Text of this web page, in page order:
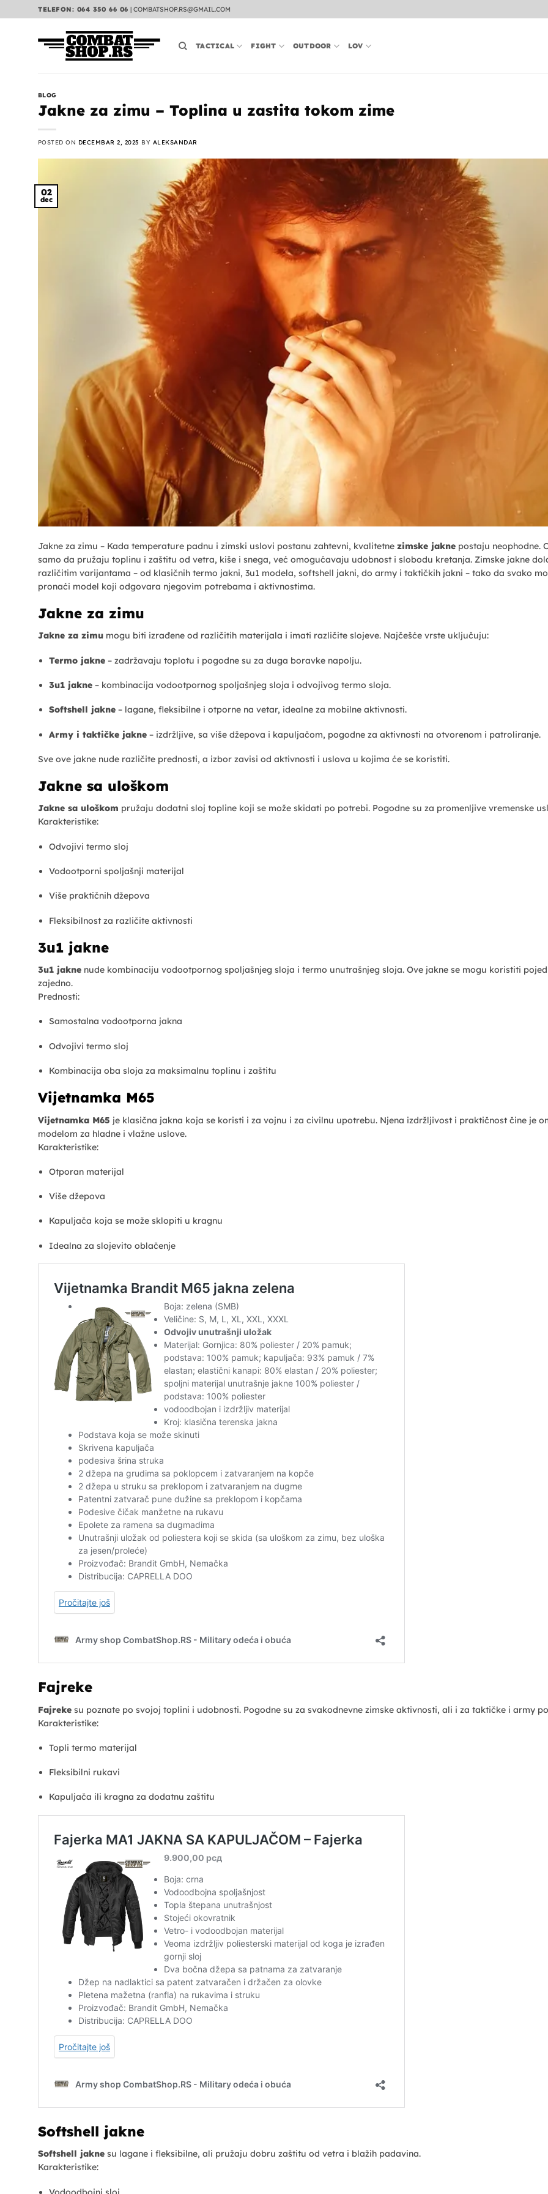
na
TELEFON: 064 350 66 06 | COMBATSHOP.RS@GMAIL.COM
TACTICAL FIGHT OUTDOOR LOV
BLOG
Jakne za zimu – Toplina u zastita tokom zime
POSTED ON DECEMBAR 2, 2025 BY ALEKSANDAR
02
dec
Jakne za zimu – Kada temperature padnu i zimski uslovi postanu zahtevni, kvalitetne zimske jakne postaju neophodne.
samo da pružaju toplinu i zaštitu od vetra, kiše i snega, već omogućavaju udobnost i slobodu kretanja. Zimske jakne
različitim varijantama – od klasičnih termo jakni, 3u1 modela, softshell jakni, do army i taktičkih jakni – tako da svako
pronaći model koji odgovara njegovim potrebama i aktivnostima.
Jakne za zimu
Jakne za zimu mogu biti izrađene od različitih materijala i imati različite slojeve. Najčešće vrste uključuju:
Termo jakne – zadržavaju toplotu i pogodne su za duga boravke napolju.
3u1 jakne – kombinacija vodootpornog spoljašnjeg sloja i odvojivog termo sloja.
Softshell jakne – lagane, fleksibilne i otporne na vetar, idealne za mobilne aktivnosti.
Army i taktičke jakne – izdržljive, sa više džepova i kapuljačom, pogodne za aktivnosti na otvorenom i patroliranje.
Sve ove jakne nude različite prednosti, a izbor zavisi od aktivnosti i uslova u kojima će se koristiti.
Jakne sa uloškom
Jakne sa uloškom pružaju dodatni sloj topline koji se može skidati po potrebi. Pogodne su za promenljive vremenske
Karakteristike:
Odvojivi termo sloj
Vodootporni spoljašnji materijal
Više praktičnih džepova
Fleksibilnost za različite aktivnosti
3u1 jakne
3u1 jakne nude kombinaciju vodootpornog spoljašnjeg sloja i termo unutrašnjeg sloja. Ove jakne se mogu koristiti
zajedno.
Prednosti:
Samostalna vodootporna jakna
Odvojivi termo sloj
Kombinacija oba sloja za maksimalnu toplinu i zaštitu
Vijetnamka M65
Vijetnamka M65 je klasična jakna koja se koristi i za vojnu i za civilnu upotrebu. Njena izdržljivost i praktičnost čine je
modelom za hladne i vlažne uslove.
Karakteristike:
Otporan materijal
Više džepova
Kapuljača koja se može sklopiti u kragnu
Idealna za slojevito oblačenje
Fajreke
Fajreke su poznate po svojoj toplini i udobnosti. Pogodne su za svakodnevne zimske aktivnosti, ali i za taktičke i army
Karakteristike:
Topli termo materijal
Fleksibilni rukavi
Kapuljača ili kragna za dodatnu zaštitu
Softshell jakne
Softshell jakne su lagane i fleksibilne, ali pružaju dobru zaštitu od vetra i blažih padavina.
Karakteristike: